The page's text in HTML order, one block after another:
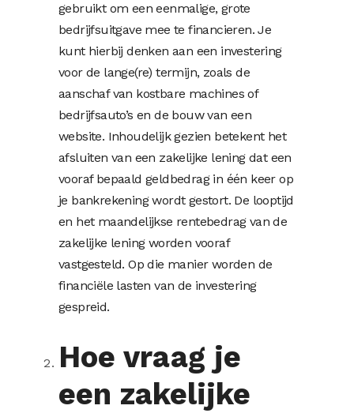
gebruikt om een eenmalige, grote
bedrijfsuitgave mee te financieren. Je
kunt hierbij denken aan een investering
voor de lange(re) termijn, zoals de
aanschaf van kostbare machines of
bedrijfsauto’s en de bouw van een
website. Inhoudelijk gezien betekent het
afsluiten van een zakelijke lening dat een
vooraf bepaald geldbedrag in één keer op
je bankrekening wordt gestort. De looptijd
en het maandelijkse rentebedrag van de
zakelijke lening worden vooraf
vastgesteld. Op die manier worden de
financiële lasten van de investering
gespreid.
Hoe vraag je
een zakelijke